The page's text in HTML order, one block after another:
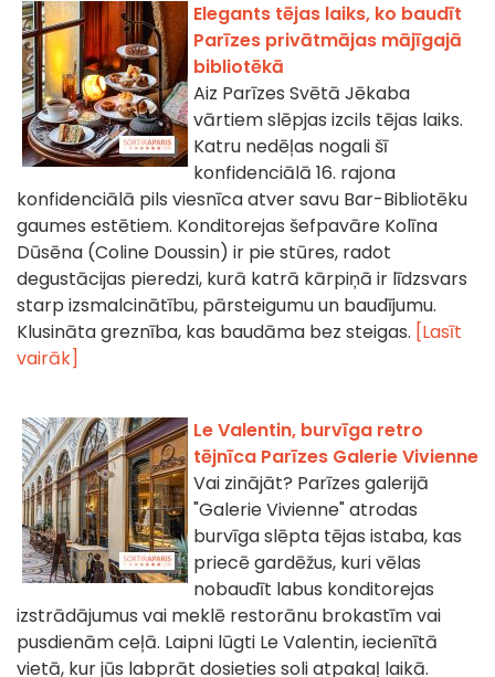
Elegants tējas laiks, ko baudīt
Parīzes privātmājas mājīgajā
bibliotēkā
Aiz Parīzes Svētā Jēkaba
vārtiem slēpjas izcils tējas laiks.
Katru nedēļas nogali šī
konfidenciālā 16. rajona
konfidenciālā pils viesnīca atver savu Bar-Bibliotēku
gaumes estētiem. Konditorejas šefpavāre Kolīna
Dūsēna (Coline Doussin) ir pie stūres, radot
degustācijas pieredzi, kurā katrā kārpiņā ir līdzsvars
starp izsmalcinātību, pārsteigumu un baudījumu.
Klusināta greznība, kas baudāma bez steigas. [Lasīt
vairāk]
Le Valentin, burvīga retro
tējnīca Parīzes Galerie Vivienne
Vai zinājāt? Parīzes galerijā
"Galerie Vivienne" atrodas
burvīga slēpta tējas istaba, kas
priecē gardēžus, kuri vēlas
nobaudīt labus konditorejas
izstrādājumus vai meklē restorānu brokastīm vai
pusdienām ceļā. Laipni lūgti Le Valentin, iecienītā
vietā, kur jūs labprāt dosieties soli atpakaļ laikā.